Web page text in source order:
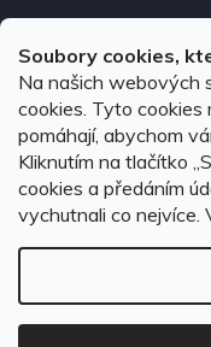
Soubory cookies,
Na našich webových
cookies. Tyto cookies
pomáhají, abychom
Kliknutím na tlačítko
cookies a předáním
vychutnali co nejvíce.
732
Copyright 2026